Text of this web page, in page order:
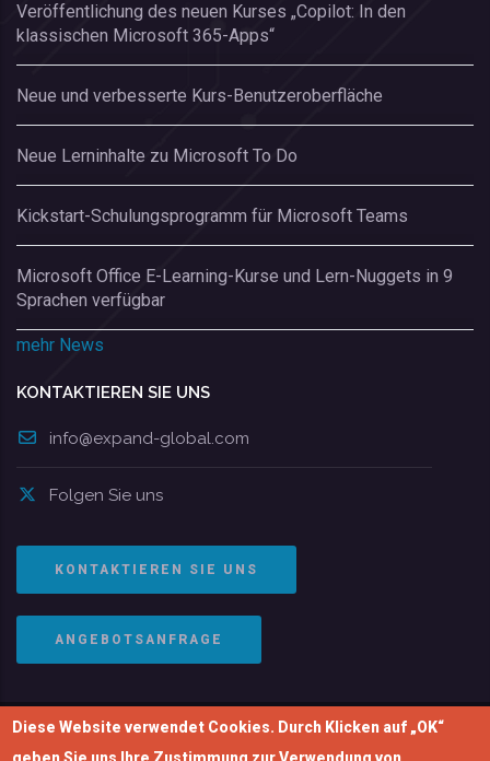
Veröffentlichung des neuen Kurses „Copilot: In den
klassischen Microsoft 365-Apps“
Neue und verbesserte Kurs-Benutzeroberfläche
Neue Lerninhalte zu Microsoft To Do
Kickstart-Schulungsprogramm für Microsoft Teams
Microsoft Office E-Learning-Kurse und Lern-Nuggets in 9
Sprachen verfügbar
mehr News
KONTAKTIEREN SIE UNS
info@expand-global.com
Folgen Sie uns
KONTAKTIEREN SIE UNS
ANGEBOTSANFRAGE
© Copyright 2004-2026 | EXPAND Global GmbH. Alle
Diese Website verwendet Cookies. Durch Klicken auf „OK“